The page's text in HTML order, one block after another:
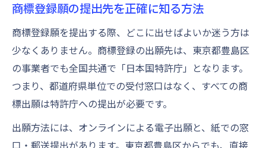
商標登録願の提出先を正確に知る方法
商標登録願を提出する際、どこに出せばよいか迷う方は
少なくありません。商標登録の出願先は、東京都豊島区
の事業者でも全国共通で「日本国特許庁」となります。
つまり、都道府県単位での受付窓口はなく、すべての商
標出願は特許庁への提出が必要です。
出願方法には、オンラインによる電子出願と、紙での窓
口・郵送提出があります。東京都豊島区からでも、直接